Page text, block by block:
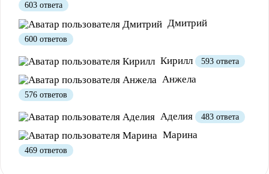
603 ответа
Дмитрий
600 ответов
Кирилл 593 ответа
Анжела
576 ответов
Аделия 483 ответа
Марина
469 ответов